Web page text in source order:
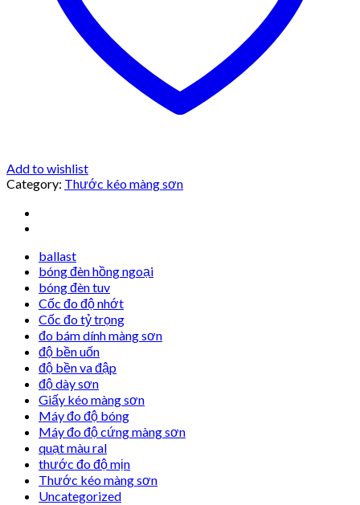
Add to wishlist
Category: Thước kéo màng sơn
ballast
bóng đèn hồng ngoại
bóng đèn tuv
Cốc đo độ nhớt
Cốc đo tỷ trọng
đo bám dính màng sơn
độ bền uốn
độ bền va đập
độ dày sơn
Giấy kéo màng sơn
Máy đo độ bóng
Máy đo độ cứng màng sơn
quạt màu ral
thước đo độ mịn
Thước kéo màng sơn
Uncategorized